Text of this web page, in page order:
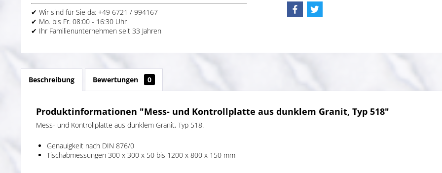
✔ Wir sind für Sie da: +49 6721 / 994167
✔ Mo. bis Fr. 08:00 - 16:30 Uhr
✔ Ihr Familienunternehmen seit 33 Jahren
Beschreibung Bewertungen 0
Produktinformationen "Mess- und Kontrollplatte aus dunklem Granit, Typ 518"
Mess- und Kontrollplatte aus dunklem Granit, Typ 518.
Genauigkeit nach DIN 876/0
Tischabmessungen 300 x 300 x 50 bis 1200 x 800 x 150 mm